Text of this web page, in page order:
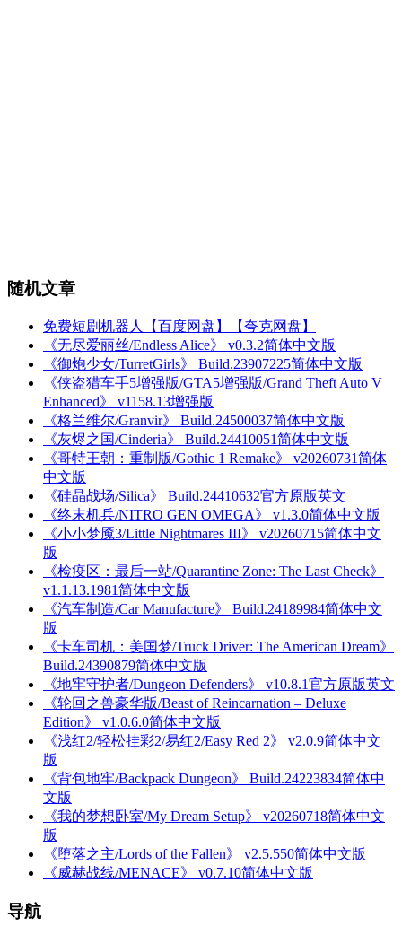
随机文章
免费短剧机器人【百度网盘】【夸克网盘】
《无尽爱丽丝/Endless Alice》 v0.3.2简体中文版
《御炮少女/TurretGirls》 Build.23907225简体中文版
《侠盗猎车手5增强版/GTA5增强版/Grand Theft Auto V
Enhanced》 v1158.13增强版
《格兰维尔/Granvir》 Build.24500037简体中文版
《灰烬之国/Cinderia》 Build.24410051简体中文版
《哥特王朝：重制版/Gothic 1 Remake》 v20260731简体
中文版
《硅晶战场/Silica》 Build.24410632官方原版英文
《终末机兵/NITRO GEN OMEGA》 v1.3.0简体中文版
《小小梦魇3/Little Nightmares III》 v20260715简体中文
版
《检疫区：最后一站/Quarantine Zone: The Last Check》
v1.1.13.1981简体中文版
《汽车制造/Car Manufacture》 Build.24189984简体中文
版
《卡车司机：美国梦/Truck Driver: The American Dream》
Build.24390879简体中文版
《地牢守护者/Dungeon Defenders》 v10.8.1官方原版英文
《轮回之兽豪华版/Beast of Reincarnation – Deluxe
Edition》 v1.0.6.0简体中文版
《浅红2/轻松挂彩2/易红2/Easy Red 2》 v2.0.9简体中文
版
《背包地牢/Backpack Dungeon》 Build.24223834简体中
文版
《我的梦想卧室/My Dream Setup》 v20260718简体中文
版
《堕落之主/Lords of the Fallen》 v2.5.550简体中文版
《威赫战线/MENACE》 v0.7.10简体中文版
导航